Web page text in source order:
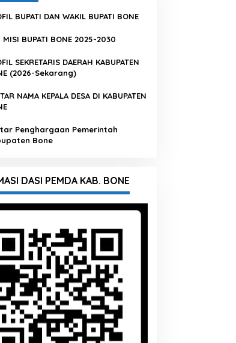
BUPATI DAN WAKIL BUPATI BONE
MISI BUPATI BONE 2025-2030
SEKRETARIS DAERAH KABUPATEN
(2026-Sekarang)
NAMA KEPALA DESA DI KABUPATEN
Penghargaan Pemerintah
Bone
DASI PEMDA KAB. BONE